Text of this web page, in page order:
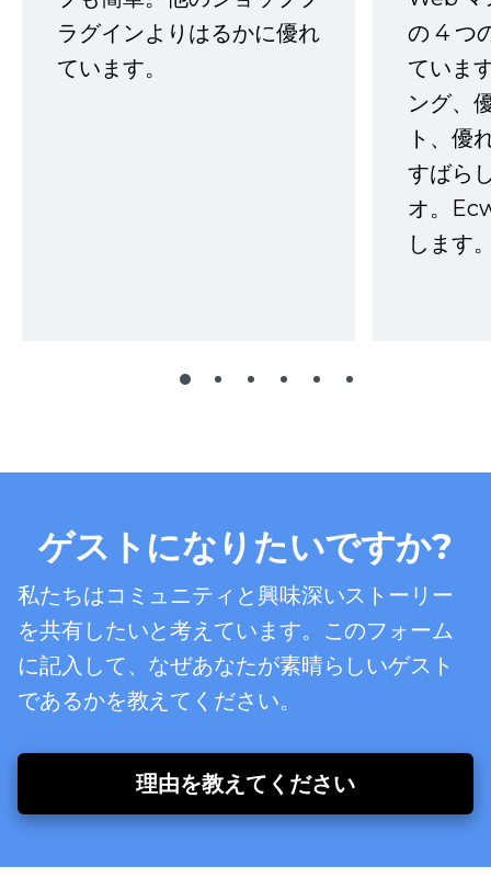
ラグインよりはるかに優れ
ています。
の 4 つ
ていま
ング、
ト、優
すばら
オ。
します
ゲストになりたいですか?
私たちはコミュニティと興味深いストーリー
を共有したいと考えています。このフォーム
に記入して、なぜあなたが素晴らしいゲスト
であるかを教えてください。
理由を教えてください